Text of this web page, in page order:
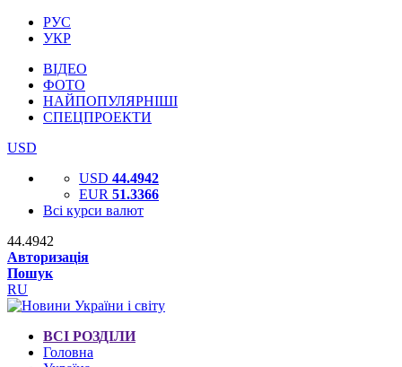
РУС
УКР
ВІДЕО
ФОТО
НАЙПОПУЛЯРНІШІ
СПЕЦПРОЕКТИ
USD
USD 44.4942
EUR 51.3366
Всі курси валют
44.4942
Авторизація
Пошук
RU
ВСІ РОЗДІЛИ
Головна